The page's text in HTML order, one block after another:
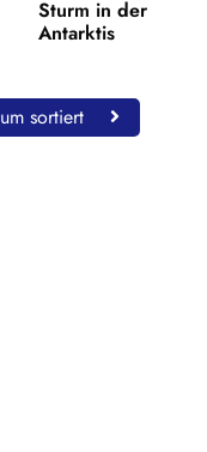
Sturm in der
Antarktis
sortiert